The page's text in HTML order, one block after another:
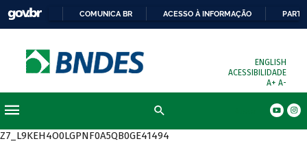
COMUNICA BR ACESSO À INFORMAÇÃO
ENGLISH
ACESSIBILIDADE
A+ A-
Z7_L9KEH4O0LGPNF0A5QB0GE41494